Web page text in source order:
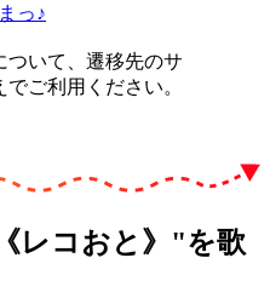
っ♪
いて、遷移先のサ
ご利用ください。
レコおと》"を歌